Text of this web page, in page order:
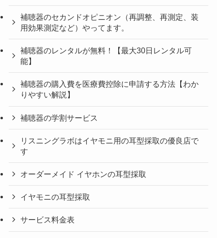
補聴器のセカンドオピニオン（再調整、再測定、装
用効果測定など）やってます。
補聴器のレンタルが無料！【最大30日レンタル可
能】
補聴器の購入費を医療費控除に申請する方法【わか
りやすい解説】
補聴器の学割サービス
リスニングラボはイヤモニ用の耳型採取の優良店で
す
オーダーメイド イヤホンの耳型採取
イヤモニの耳型採取
サービス料金表